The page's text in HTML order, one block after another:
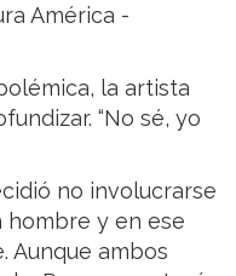
América -
la artista
“No sé, yo
no involucrarse
hombre y en ese
Aunque ambos